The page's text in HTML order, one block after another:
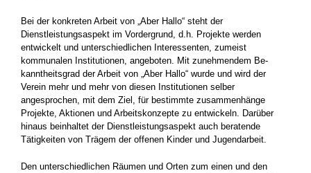
Bei der konkreten Arbeit von „Aber Hallo“ steht der
Dienstleistungsaspekt im Vordergrund, d.h. Projekte werden
entwickelt und unterschied­lichen Interessenten, zumeist
kommunalen Insti­tutionen, angeboten. Mit zunehmendem Be­
kanntheitsgrad der Arbeit von „Aber Hallo“ wur­de und wird der
Verein mehr und mehr von die­sen Institutionen selber
angesprochen, mit dem Ziel, für bestimmte zusammenhänge
Projekte, Aktionen und Arbeitskonzepte zu entwickeln. Darüber
hinaus beinhaltet der Dienstleistungsas­pekt auch beratende
Tätigkeiten von Trägem der offenen Kinder und Jugendarbeit.
Den unterschiedlichen Räumen und Orten zum einen und den